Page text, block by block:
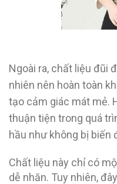
Ngoài ra, chất liệu đũi
nhiên nên hoàn toàn
tạo cảm giác mát mẻ.
thuận tiện trong quá
hầu như không bị biến
Chất liệu này chỉ có
dễ nhăn. Tuy nhiên,